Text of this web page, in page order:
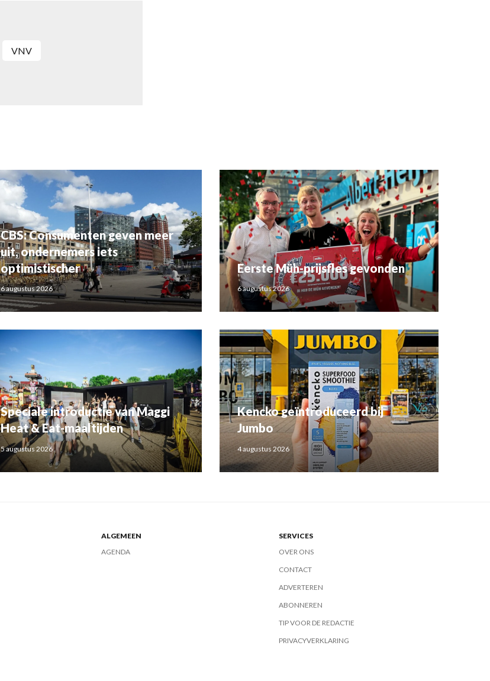
VNV
CBS: Consumenten geven meer
uit, ondernemers iets
optimistischer
6 augustus 2026
Eerste Müh-prijsfles gevonden
6 augustus 2026
Speciale introductie van Maggi
Heat & Eat-maaltijden
5 augustus 2026
Kencko geïntroduceerd bij
Jumbo
4 augustus 2026
ALGEMEEN
AGENDA
SERVICES
OVER ONS
CONTACT
ADVERTEREN
ABONNEREN
TIP VOOR DE REDACTIE
PRIVACYVERKLARING